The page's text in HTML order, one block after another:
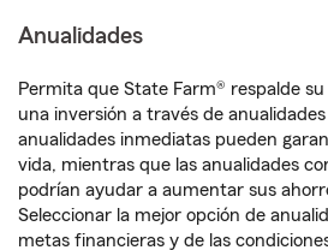
Anualidades
Permita que State Farm® respalde
una inversión a través de
anualidades inmediatas pueden
vida, mientras que las anualidades
podrían ayudar a aumentar sus
Seleccionar la mejor opción de
metas financieras y de las